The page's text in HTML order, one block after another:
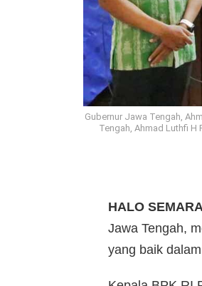
Gubernur Jawa Tengah,
Tengah, Ahmad Luthfi H
HALO
Jawa Tengah,
yang baik